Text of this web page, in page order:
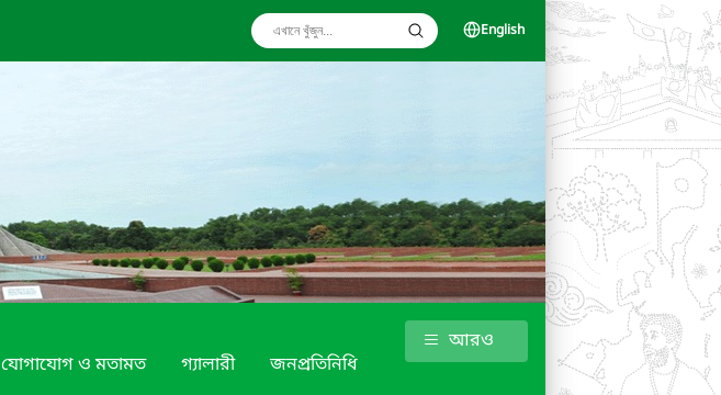
English
যোগাযোগ ও মতামত গ্যালারী জনপ্রতিনিধি
আরও